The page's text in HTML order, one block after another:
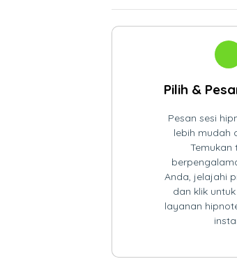
Pilih &
Pesan sesi
lebih mudah
Temukan
Anda, jelajahi
dan klik
layanan